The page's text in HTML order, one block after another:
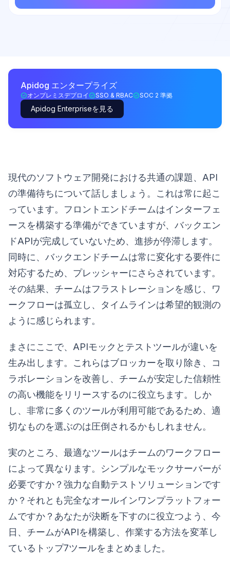
Apidog エンタープライズ
オンプレミスデプロイ SSO & RBAC SOC 2 準拠
Apidog Enterpriseを見る
現代のソフトウェア開発における共通の課題、API
の準備待ちについて話しましょう。これは常に起こ
っています。フロントエンドチームはインターフェ
ースを構築する準備ができていますが、バックエン
ドAPIが完成していないため、進捗が停滞します。
同時に、バックエンドチームは常に変化する要件に
対応するため、プレッシャーにさらされています。
その結果、チームはフラストレーションを感じ、ワ
ークフローは孤立し、タイムラインは希望的観測の
ように感じられます。
まさにここで、APIモックとテストツールが違いを
生み出します。これらはブロッカーを取り除き、コ
ラボレーションを改善し、チームが安定した信頼性
の高い機能をリリースするのに役立ちます。しか
し、非常に多くのツールが利用可能であるため、適
切なものを選ぶのは圧倒されるかもしれません。
実のところ、最適なツールはチームのワークフロー
によって異なります。シンプルなモックサーバーが
必要ですか？強力な自動テストソリューションです
か？それとも完全なオールインワンプラットフォー
ムですか？あなたが決断を下すのに役立つよう、今
日、チームがAPIを構築し、作業する方法を変革し
ているトップ7ツールをまとめました。